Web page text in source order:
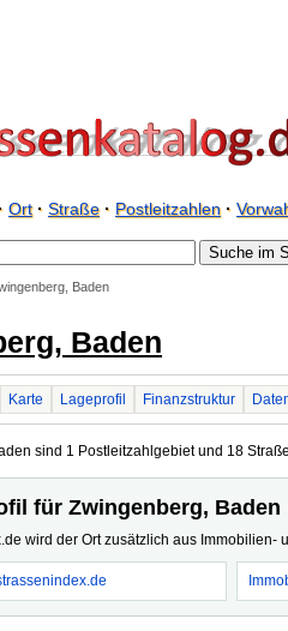
Ort· Straße· Postleitzahlen·
Baden
Baden
Karte Lageprofil Finanzstruktur
sind 1 Postleitzahlgebiet und 18
für Zwingenberg, Baden
wird der Ort zusätzlich aus Immobilien-